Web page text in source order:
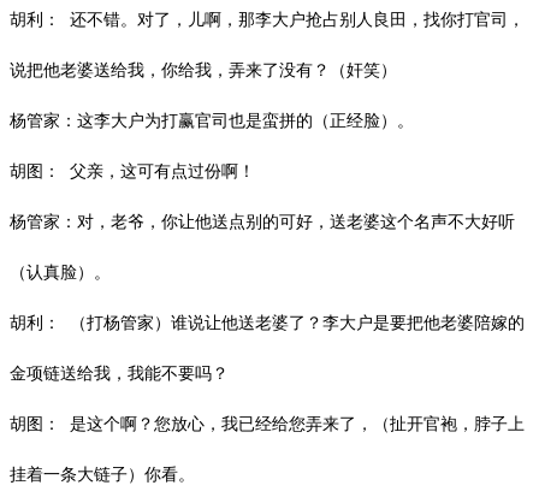
胡利： 还不错。对了，儿啊，那李大户抢占别人良田，找你打官司，
说把他老婆送给我，你给我，弄来了没有？（奸笑）
杨管家：这李大户为打赢官司也是蛮拼的（正经脸）。
胡图： 父亲，这可有点过份啊！
杨管家：对，老爷，你让他送点别的可好，送老婆这个名声不大好听
（认真脸）。
胡利： （打杨管家）谁说让他送老婆了？李大户是要把他老婆陪嫁的
金项链送给我，我能不要吗？
胡图： 是这个啊？您放心，我已经给您弄来了，（扯开官袍，脖子上
挂着一条大链子）你看。